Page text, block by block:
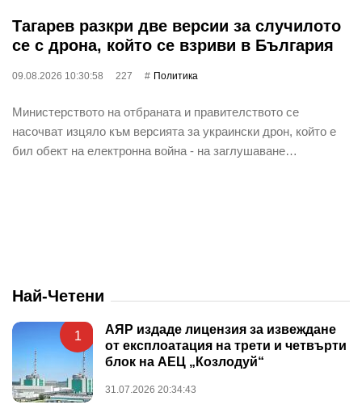
Тагарев разкри две версии за случилото
се с дрона, който се взриви в България
09.08.2026 10:30:58 227 Политика
Министерството на отбраната и правителството се
насочват изцяло към версията за украински дрон, който е
бил обект на електронна война - на заглушаване…
Най-Четени
1
АЯР издаде лицензия за извеждане
от експлоатация на трети и четвърти
блок на АЕЦ „Козлодуй“
31.07.2026 20:34:43